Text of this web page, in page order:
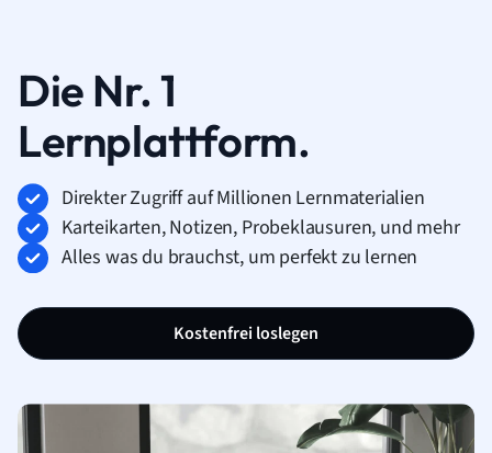
Die Nr. 1
Lernplattform.
Direkter Zugriff auf Millionen Lernmaterialien
Karteikarten, Notizen, Probeklausuren, und mehr
Alles was du brauchst, um perfekt zu lernen
Kostenfrei loslegen